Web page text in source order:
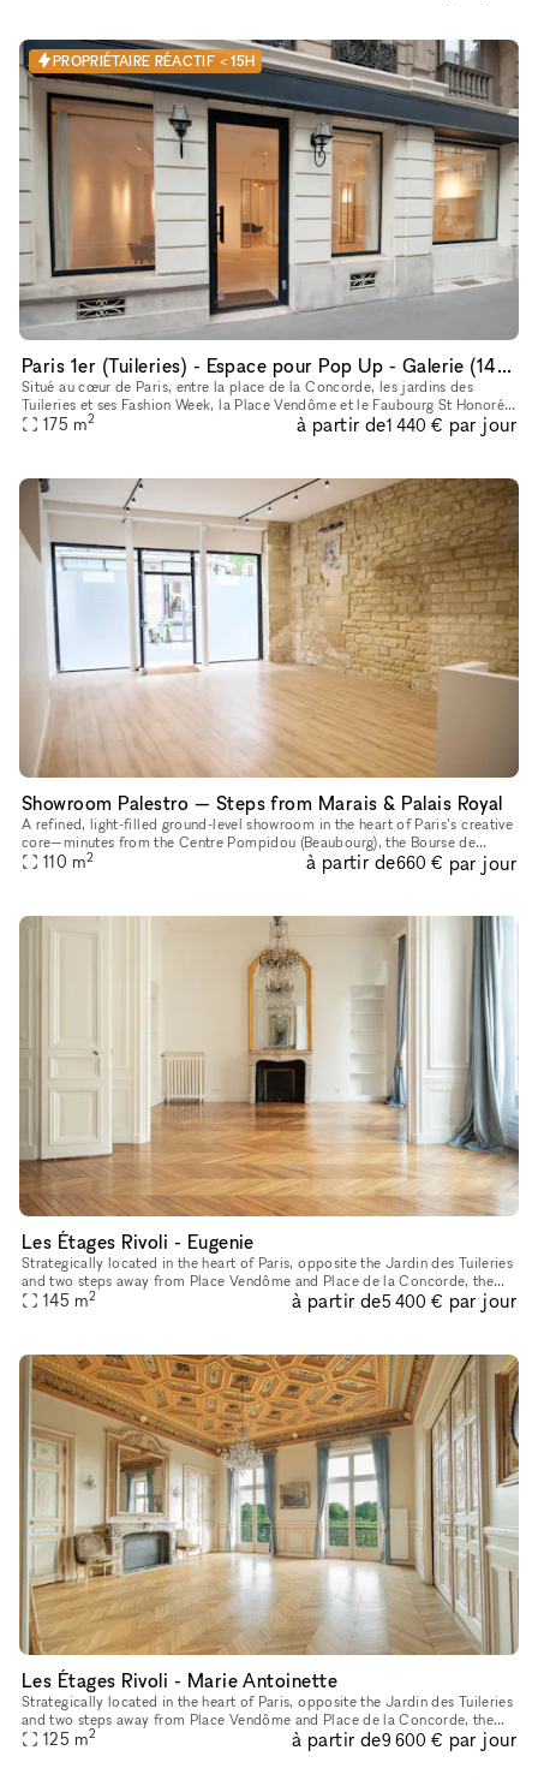
PROPRIÉTAIRE RÉACTIF < 15H
Paris 1er (Tuileries) - Espace pour Pop Up - Galerie (140 m2 + Sous sol 35 m2)
Situé au cœur de Paris, entre la place de la Concorde, les jardins des
Tuileries et ses Fashion Week, la Place Vendôme et le Faubourg St Honoré,
l’espace dispose d’une adresse unique à côté des hôtel
175 m2 à partir de1 440 € par jour
Showroom Palestro — Steps from Marais & Palais Royal
A refined, light-filled ground-level showroom in the heart of Paris’s creative
core—minutes from the Centre Pompidou (Beaubourg), the Bourse de
Commerce – Pinault Collection, and the Jardin du Palais
110 m2 à partir de660 € par jour
Les Étages Rivoli - Eugenie
Strategically located in the heart of Paris, opposite the Jardin des Tuileries
and two steps away from Place Vendôme and Place de la Concorde, the
showroom features the style and charm of a typically
145 m2 à partir de5 400 € par jour
Les Étages Rivoli - Marie Antoinette
Strategically located in the heart of Paris, opposite the Jardin des Tuileries
and two steps away from Place Vendôme and Place de la Concorde, the
showroom boasts very high ceilings decorated with mo
125 m2 à partir de9 600 € par jour